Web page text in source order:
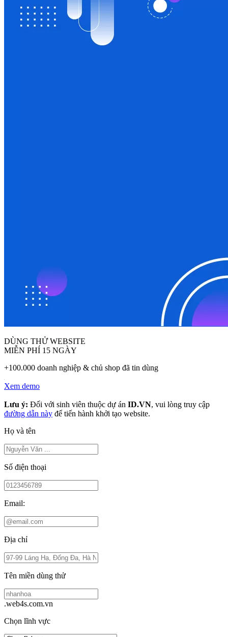
DÙNG THỬ WEBSITE
MIỄN PHÍ 15 NGÀY
+100.000 doanh nghiệp & chủ shop đã tin dùng
Xem demo
Lưu ý: Đối với sinh viên thuộc dự án ID.VN, vui lòng truy cập
đường dẫn này để tiến hành khởi tạo website.
Họ và tên
Số điện thoại
Email:
Địa chỉ
Tên miền dùng thử
.web4s.com.vn
Chọn lĩnh vực